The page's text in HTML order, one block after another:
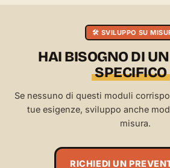
🛠️ SVILUPPO SU
HAI BISOGNO DI
SPECIFICO
Se nessuno di questi moduli
tue esigenze, sviluppo anche
misura.
RICHIEDI UN